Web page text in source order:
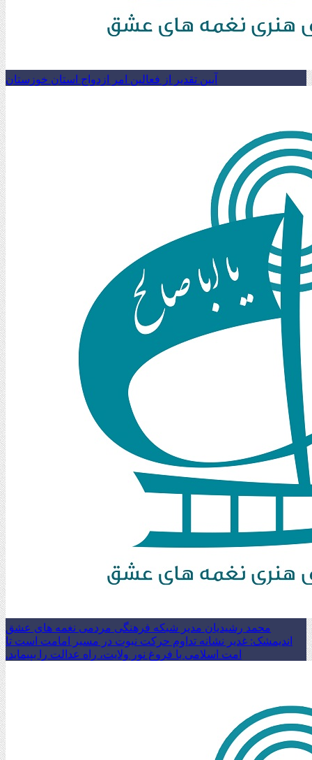
آیین تقدیر از فعالین امر ازدواج استان خوزستان
محمد رشیدیان مدیر شبکه فرهنگی مردمی نغمه های عشق
اندیمشک: غدیر نشانه تداوم حرکت نبوت در مسیر امامت است تا
امت اسلامی با فروغ نور ولایت، راه عدالت را بپیماید.